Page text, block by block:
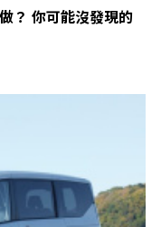
？ 你可能沒發現的